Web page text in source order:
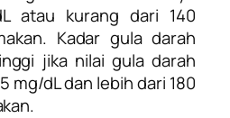
atau kurang dari 140
Kadar gula darah
jika nilai gula darah
mg/dL dan lebih dari 180